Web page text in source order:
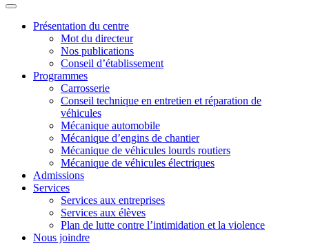
Présentation du centre
Mot du directeur
Nos publications
Conseil d’établissement
Programmes
Carrosserie
Conseil technique en entretien et réparation de
véhicules
Mécanique automobile
Mécanique d’engins de chantier
Mécanique de véhicules lourds routiers
Mécanique de véhicules électriques
Admissions
Services
Services aux entreprises
Services aux élèves
Plan de lutte contre l’intimidation et la violence
Nous joindre